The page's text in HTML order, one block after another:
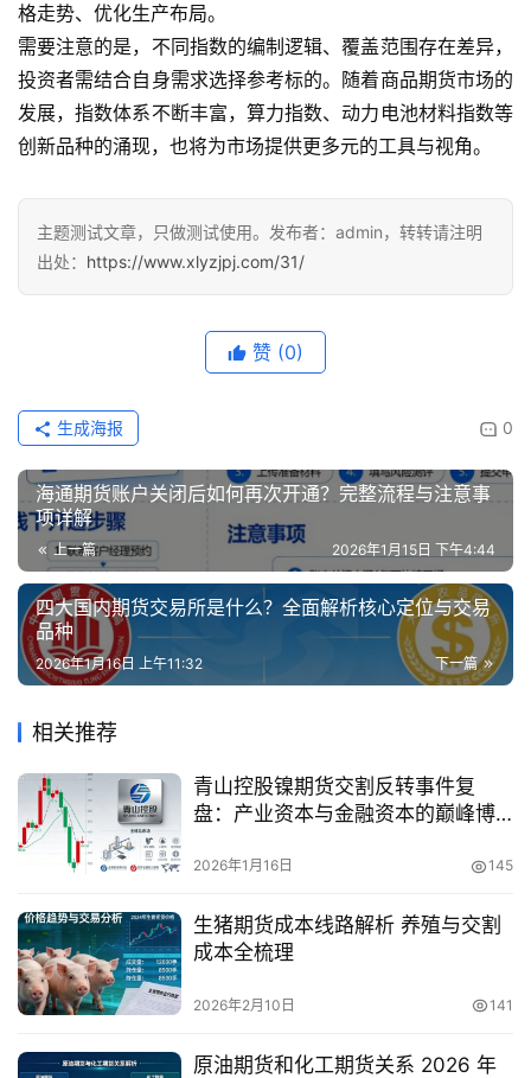
国
内
期
货
国
际
期
入
门
格走势、优化生产布局。
需要注意的是，不同指数的编制逻辑、覆盖范围存在差异，
投资者需结合自身需求选择参考标的。随着商品期货市场的
发展，指数体系不断丰富，算力指数、动力电池材料指数等
创新品种的涌现，也将为市场提供更多元的工具与视角。
主题测试文章，只做测试使用。发布者：admin，转转请注明
出处： https://www.xlyzjpj.com/31/
赞 (0)
0
生成海报
海通期货账户关闭后如何再次开通？完整流程与注意事
项详解
上一篇 2026年1月15日 下午4:44
四大国内期货交易所是什么？全面解析核心定位与交易
品种
下一篇
2026年1月16日 上午11:32
相关推荐
青山控股镍期货交割反转事件复
盘：产业资本与金融资本的巅峰博
2026年1月16日 145
生猪期货成本线路解析 养殖与交割
成本全梳理
2026年2月10日 141
原油期货和化工期货关系 2026 年